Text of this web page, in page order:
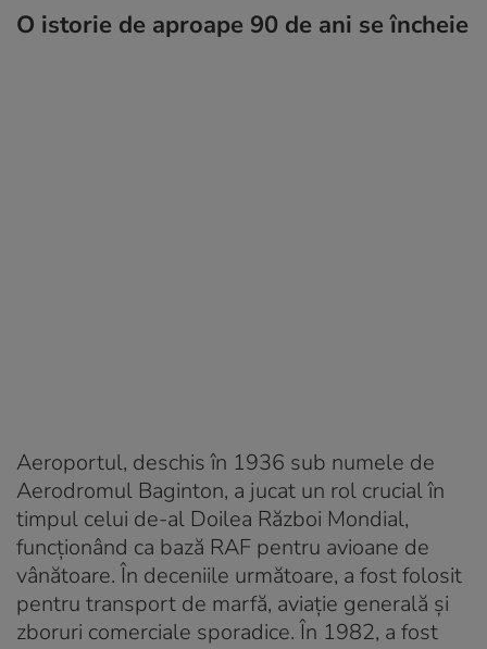
O istorie de aproape 90 de ani se încheie
Aeroportul, deschis în 1936 sub numele de
Aerodromul Baginton, a jucat un rol crucial în
timpul celui de-al Doilea Război Mondial,
funcționând ca bază RAF pentru avioane de
vânătoare. În deceniile următoare, a fost folosit
pentru transport de marfă, aviație generală și
zboruri comerciale sporadice. În 1982, a fost